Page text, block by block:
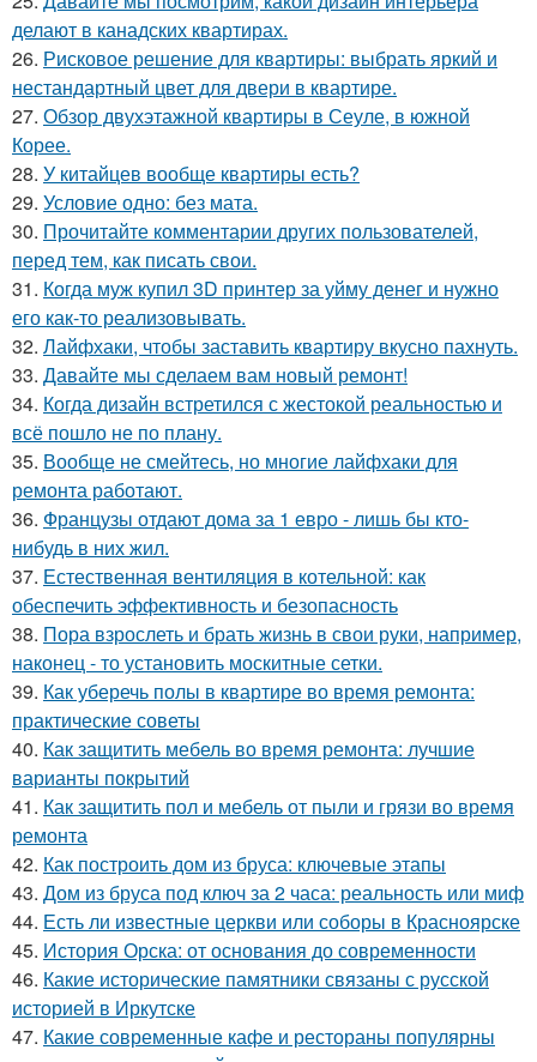
делают в канадских квартирах.
26. Рисковое решение для квартиры: выбрать яркий и
нестандартный цвет для двери в квартире.
27. Обзор двухэтажной квартиры в Сеуле, в южной
Корее.
28. У китайцев вообще квартиры есть?
29. Условие одно: без мата.
30. Прочитайте комментарии других пользователей,
перед тем, как писать свои.
31. Когда муж купил 3D принтер за уйму денег и нужно
его как-то реализовывать.
32. Лайфхаки, чтобы заставить квартиру вкусно пахнуть.
33. Давайте мы сделаем вам новый ремонт!
34. Когда дизайн встретился с жестокой реальностью и
всё пошло не по плану.
35. Вообще не смейтесь, но многие лайфхаки для
ремонта работают.
36. Французы отдают дома за 1 евро - лишь бы кто-
нибудь в них жил.
37. Естественная вентиляция в котельной: как
обеспечить эффективность и безопасность
38. Пора взрослеть и брать жизнь в свои руки, например,
наконец - то установить москитные сетки.
39. Как уберечь полы в квартире во время ремонта:
практические советы
40. Как защитить мебель во время ремонта: лучшие
варианты покрытий
41. Как защитить пол и мебель от пыли и грязи во время
ремонта
42. Как построить дом из бруса: ключевые этапы
43. Дом из бруса под ключ за 2 часа: реальность или миф
44. Есть ли известные церкви или соборы в Красноярске
45. История Орска: от основания до современности
46. Какие исторические памятники связаны с русской
историей в Иркутске
47. Какие современные кафе и рестораны популярны